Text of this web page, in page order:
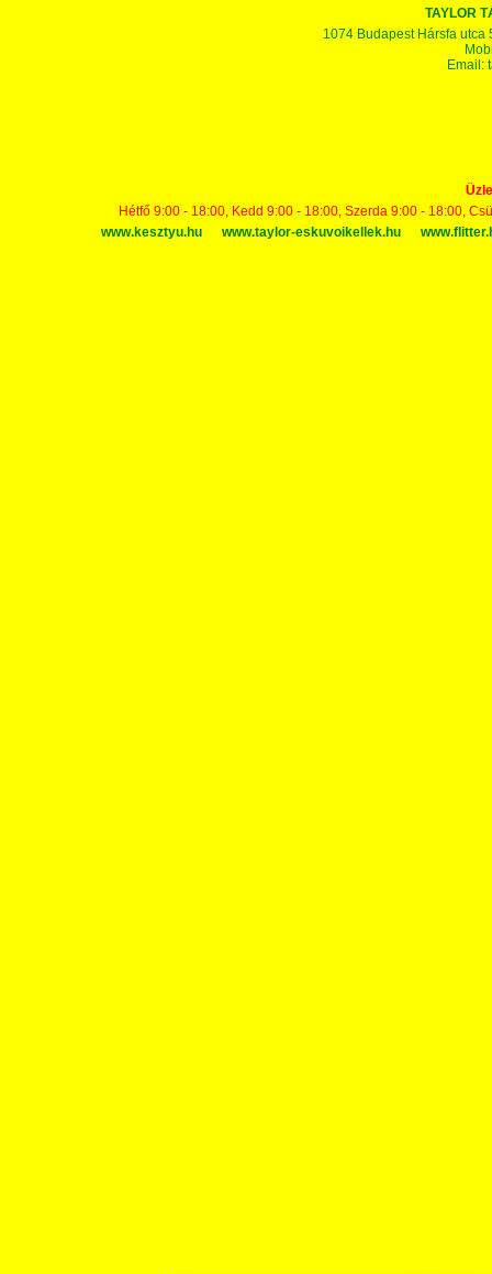
TAYLOR
1074 Budapest Hársfa utca
Email:
Hétfő 9:00 - 18:00, Kedd 9:00 - 18:00, Szerda 9:00 - 18:00,
www.kesztyu.hu
www.taylor-eskuvoikellek.hu